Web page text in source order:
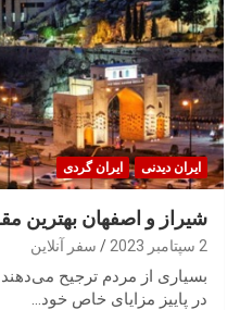
ایران‌ دیدنی ایران گردی
شیراز و اصفهان بهترین
2 سپتامبر 2023 سفر آنلاین
بسیاری از مردم ترجیح
در پاییز مزایای خاص خود…